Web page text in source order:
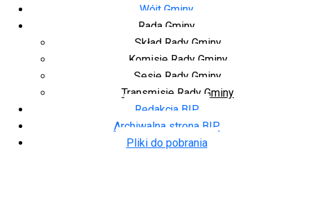
Wójt Gminy
Rada Gminy
Skład Rady Gminy
Komisje Rady Gminy
Sesje Rady Gminy
Transmisje Rady Gminy
Redakcja BIP
Archiwalna strona BIP
Pliki do pobrania